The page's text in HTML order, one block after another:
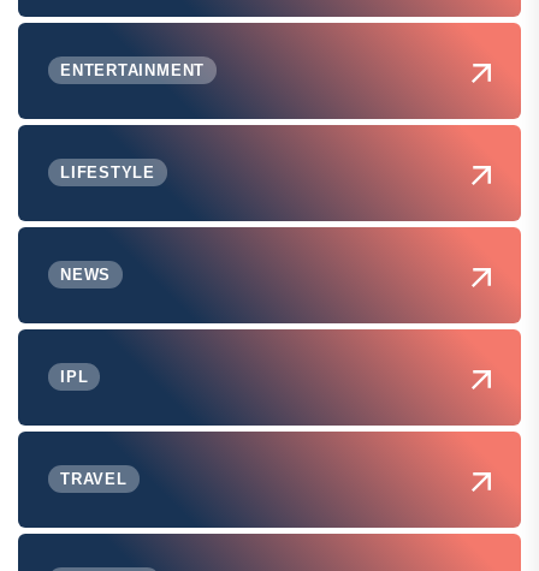
ENTERTAINMENT
LIFESTYLE
NEWS
IPL
TRAVEL